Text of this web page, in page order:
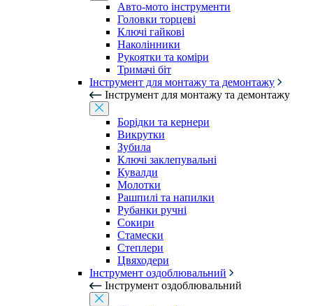
Авто-мото інструменти
Головки торцеві
Ключі гайкові
Наколінники
Рукоятки та коміри
Тримачі біт
Інструмент для монтажу та демонтажу
Інструмент для монтажу та демонтажу
Борідки та кернери
Викрутки
Зубила
Ключі заклепувальні
Кувалди
Молотки
Рашпилі та напилки
Рубанки ручні
Сокири
Стамески
Степлери
Цвяходери
Інструмент оздоблювальний
Інструмент оздоблювальний